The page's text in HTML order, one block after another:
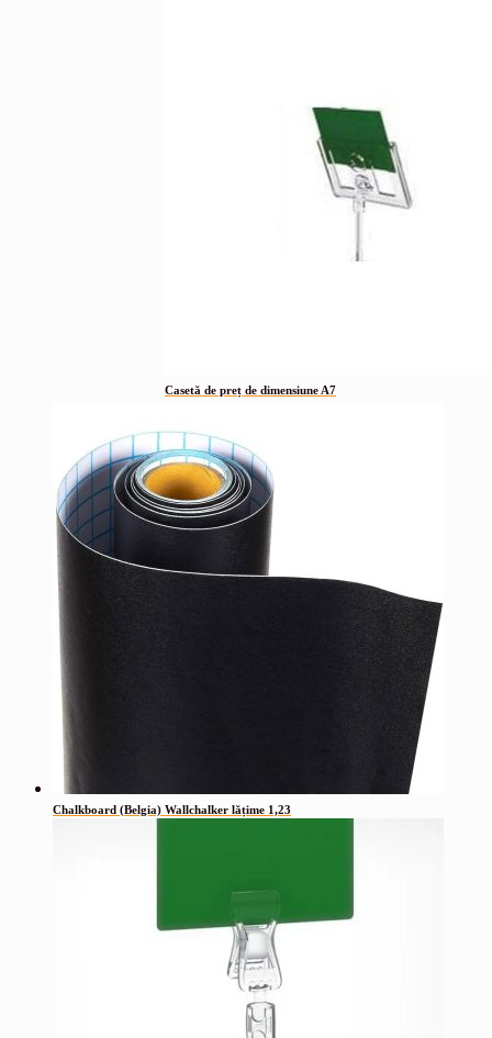
Casetă de preț de dimensiune A7
Chalkboard (Belgia) Wallchalker lățime 1,23